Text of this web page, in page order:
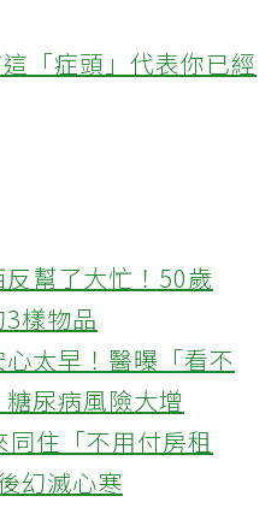
「症頭」代表你已經
幫了大忙！50歲
樣物品
太早！醫曝「看不
尿病風險大增
住「不用付房租
幻滅心寒